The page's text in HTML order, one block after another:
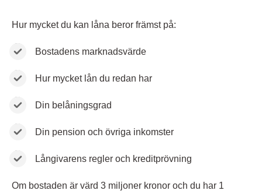
Hur mycket du kan låna beror främst på:
Bostadens marknadsvärde
Hur mycket lån du redan har
Din belåningsgrad
Din pension och övriga inkomster
Långivarens regler och kreditprövning
Om bostaden är värd 3 miljoner kronor och du har 1